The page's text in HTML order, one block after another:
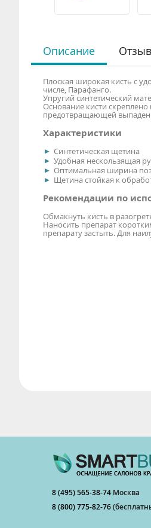
Описание
Плоская широкая кисть с
числе, Парафанго.
Упругий синтетический
Основание кисти
предотвращающей
Характеристики
Синтетическая щетина
Удобная нескользящая
Оптимальная ширина
Щетина стойкая к
Рекомендации по
Обмакнуть кисть в
Наносить препарат
препарату застыть. Для
8 (495) 565-38-74 Москва
8 (800) 775-82-76